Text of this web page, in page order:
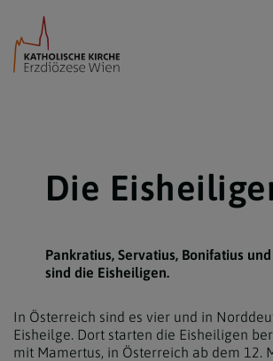
Die
Pankratius, Servatius, Bonifatius
sind die Eisheiligen.
In Österreich sind es vier und in
Eisheilge. Dort starten die Eisheiligen
mit Mamertus, in Österreich ab dem 12.